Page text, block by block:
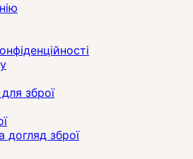
зброї
догляд зброї